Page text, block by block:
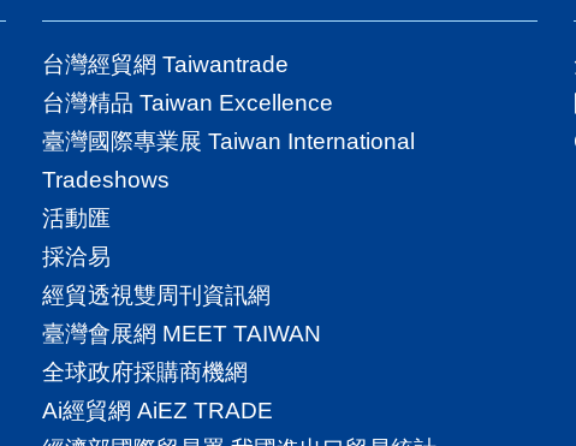
台灣經貿網 Taiwantrade
台灣精品 Taiwan Excellence
臺灣國際專業展 Taiwan International
Tradeshows
活動匯
採洽易
經貿透視雙周刊資訊網
臺灣會展網 MEET TAIWAN
全球政府採購商機網
Ai經貿網 AiEZ TRADE